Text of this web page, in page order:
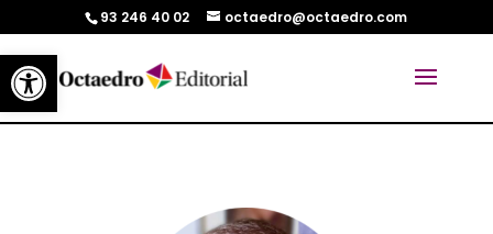
Abrir barra de herramientas
93 246 40 02 octaedro@octaedro.com